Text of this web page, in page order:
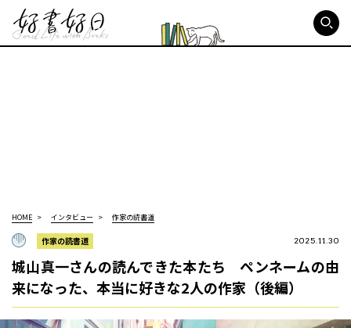
HOME インタビュー 作家の読書道
作家の読書道 2025.11.30
城山真一さんの読んできた本たち ペンネームの由
来になった、本当に好きな2人の作家（後編）